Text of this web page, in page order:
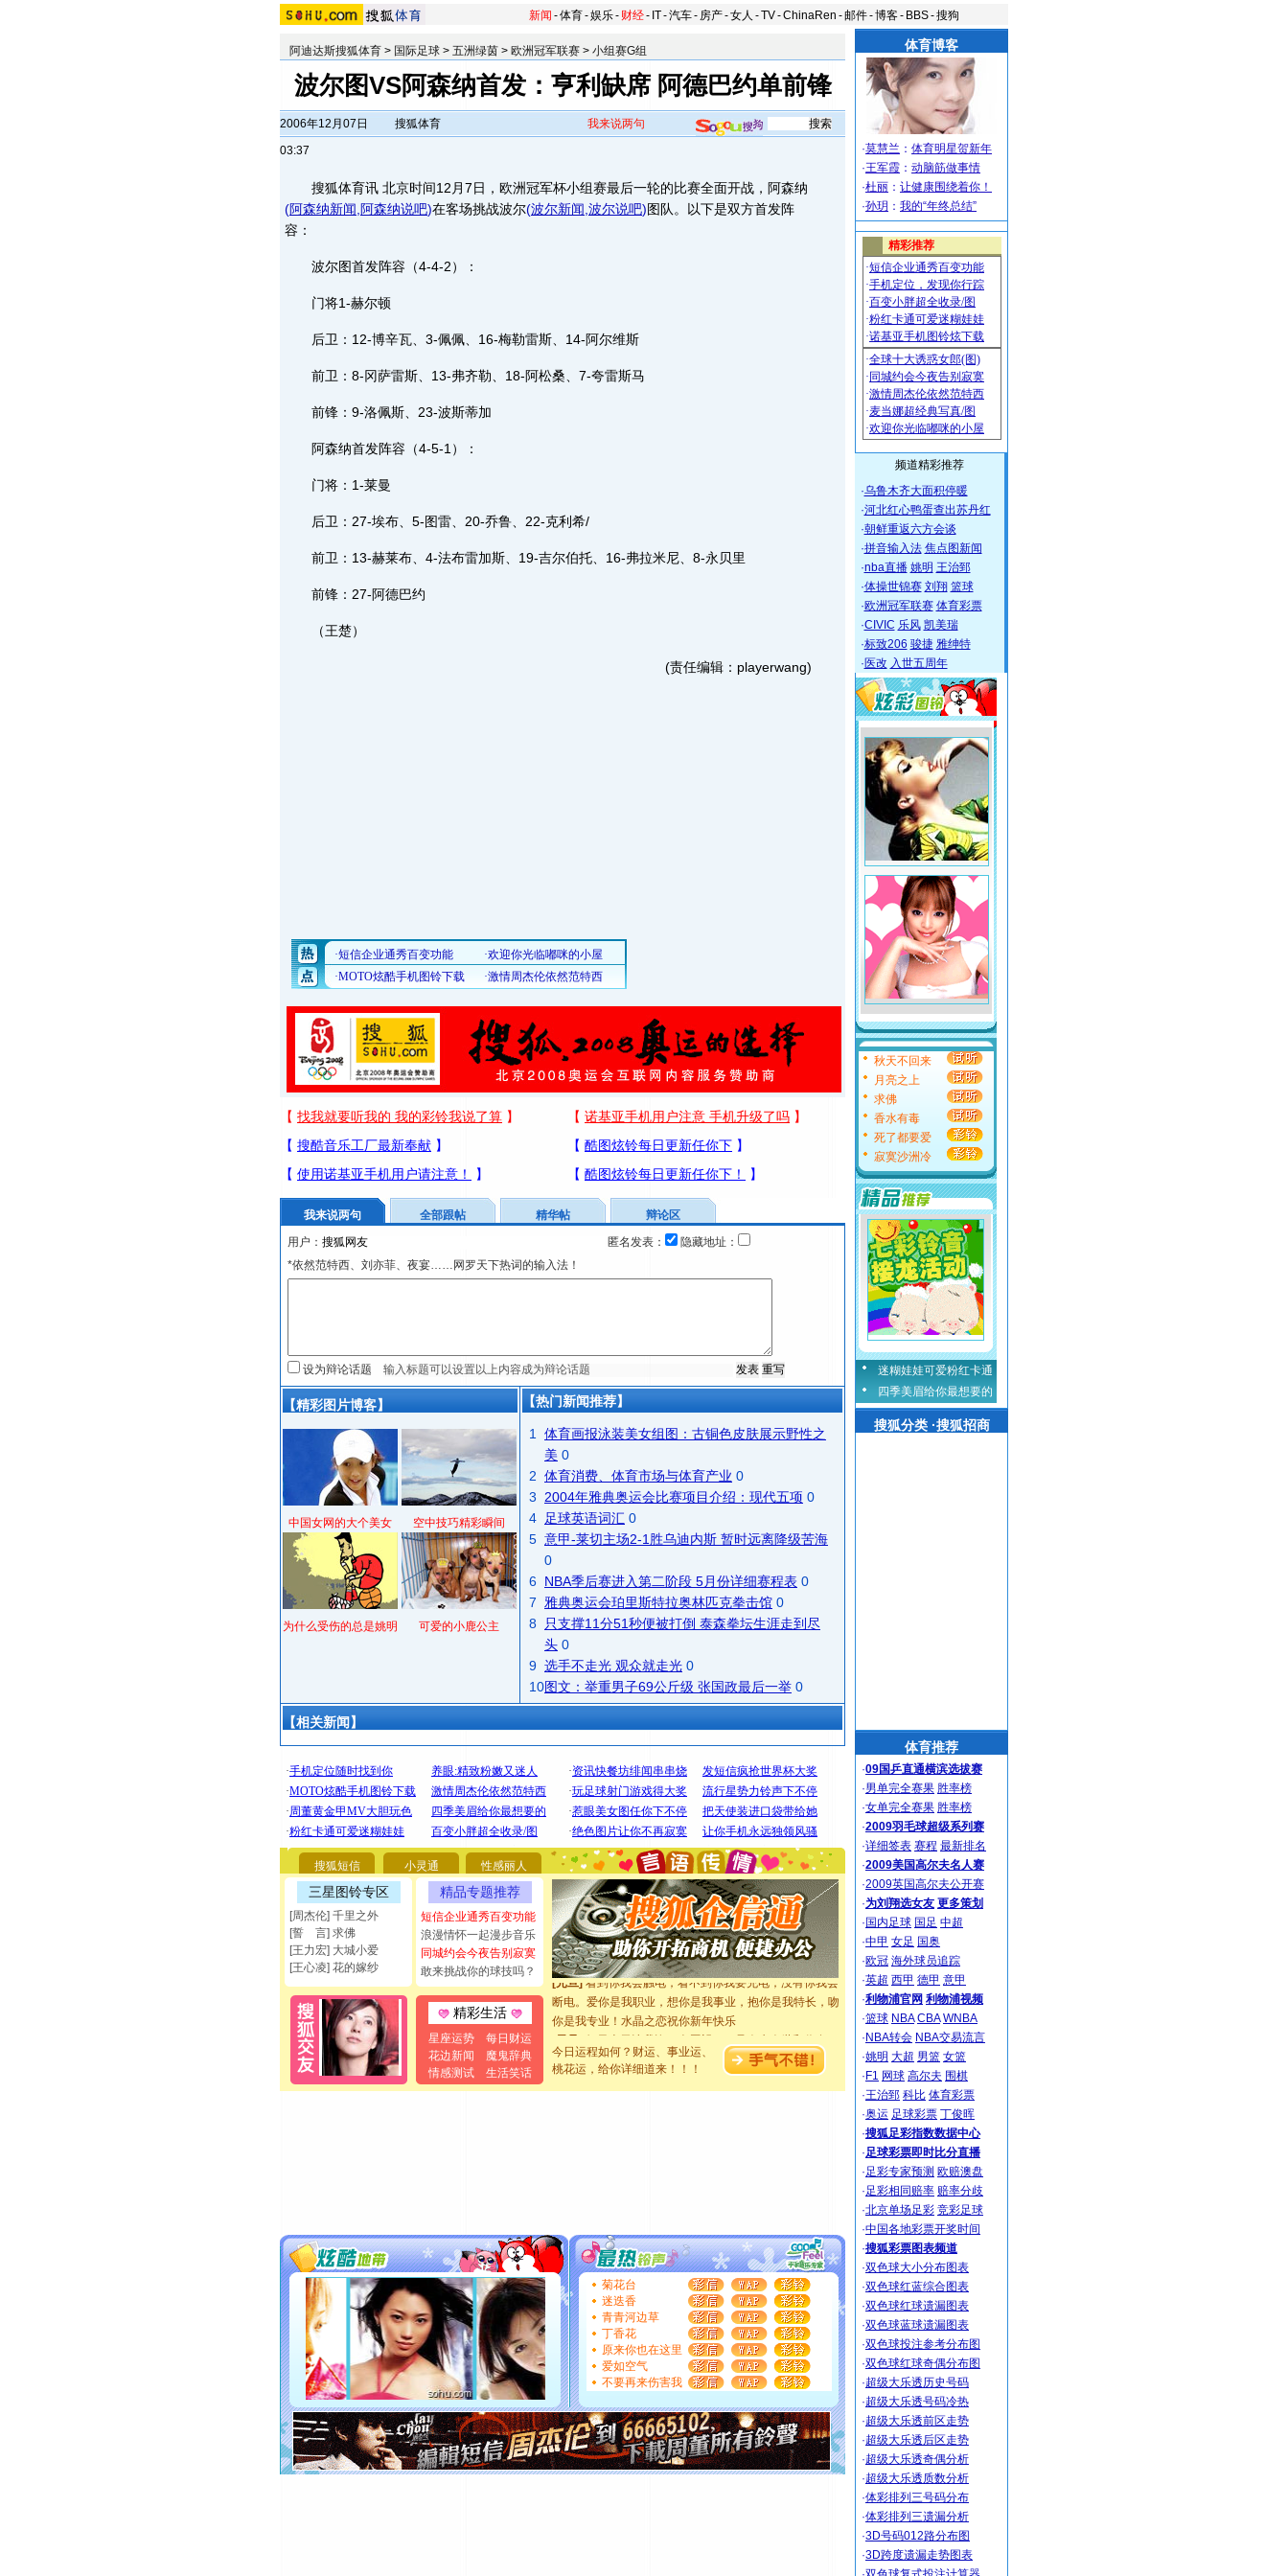
新闻 -体育-娱乐- 财经- IT-汽车- 房产-女人 -TV-ChinaRen -邮件-博客- BBS-搜狗
阿迪达斯搜狐体育 > 国际足球 > 五洲绿茵 > 欧洲冠军联赛 > 小组赛G组
波尔图VS阿森纳首发：亨利缺席 阿德巴约单前锋
2006年12月07日
03:37
搜狐体育 我来说两句
搜狐体育讯 北京时间12月7日，欧洲冠军杯小组赛最后一轮的比赛全面开战，阿森纳
(阿森纳新闻 阿森纳说吧)在客场挑战波尔(波尔新闻 波尔说吧)图队。以下是双方首发阵
容：
波尔图首发阵容（4-4-2）：
门将1-赫尔顿
后卫：12-博辛瓦、3-佩佩、16-梅勒雷斯、14-阿尔维斯
前卫：8-冈萨雷斯、13-弗齐勒、18-阿松桑、7-夸雷斯马
前锋：9-洛佩斯、23-波斯蒂加
阿森纳首发阵容（4-5-1）：
门将：1-莱曼
后卫：27-埃布、5-图雷、20-乔鲁、22-克利希/
前卫：13-赫莱布、4-法布雷加斯、19-吉尔伯托、16-弗拉米尼、8-永贝里
前锋：27-阿德巴约
（王楚）
(责任编辑：playerwang)
我来说两句 全部跟帖 精华帖
辩论区
用户：
匿名发表：
隐藏地址：
*依然范特西、刘亦菲、夜宴……网罗天下热词的输入法！
设为辩论话题
【精彩图片博客】
中国女网的大个美女 空中技巧精彩瞬间
为什么受伤的总是姚明 可爱的小鹿公主
【热门新闻推荐】
1
体育画报泳装美女组图：古铜色皮肤展示野性之
美 0
2 体育消费、体育市场与体育产业 0
3
2004年雅典奥运会比赛项目介绍：现代五项 0
4
足球英语词汇 0
5 意甲-莱切主场2-1胜乌迪内斯 暂时远离降级苦海
0
6 NBA季后赛进入第二阶段 5月份详细赛程表 0
7
雅典奥运会珀里斯特拉奥林匹克拳击馆 0
8
只支撑11分51秒便被打倒 泰森拳坛生涯走到尽
头 0
9 选手不走光 观众就走光 0
10图文：举重男子69公斤级 张国政最后一举 0
【相关新闻】
搜狐短信 小灵通 性感丽人
三星图铃专区
[周杰伦] 千里之外
[誓 言] 求佛
[王力宏] 大城小爱
[王心凌] 花的嫁纱
精品专题推荐
短信企业通秀百变功能
浪漫情怀一起漫步音乐
同城约会今夜告别寂寞
敢来挑战你的球技吗？
精彩生活
星座运势
每日财运
花边新闻
魔鬼辞典
情感测试
生活笑话
[圣诞节]圣诞节到了，想想没什么送给你的，又不打算给
你太多，只有给你五千万：千万快乐！千万要健康！千万
要平安！千万要知足！千万不要忘记我！
[圣诞节]不只这样的日子才会想起你,而是这样的日子才
能正大光明地骚扰你,告诉你,圣诞要快乐!新年要快乐!天天
都要快乐噢!
[圣诞节]奉上一颗祝福的心,在这个特别的日子里,愿幸福,
如意,快乐,鲜花,一切美好的祝愿与你同在.圣诞快乐!
[元旦]看到你我会触电；看不到你我要充电；没有你我会
断电。爱你是我职业，想你是我事业，抱你是我特长，吻
你是我专业！水晶之恋祝你新年快乐
[元旦]
如果上天让我许三个愿望，一是今生今世和你在一
起；二是再生再世和你在一起；三是三生三世和你不再分
离。水晶之恋祝你新年快乐
[元旦]当我狠下心扭头离去那一刻，你在我身后无助地哭
送你一棵薰衣草，愿你新年快乐！
[圣诞节]圣诞节到了，想想没什么送给你的，又不打算给
你太多，只有给你五千万：千万快乐！千万要健康！千万
要平安！千万要知足！千万不要忘记我！
[圣诞节]不只这样的日子才会想起你,而是这样的日子才
能正大光明地骚扰你,告诉你,圣诞要快乐!新年要快乐!天天
都要快乐噢!
[圣诞节]
奉上一颗祝福的心,在这个特别的日子里,愿幸福,
如意,快乐,鲜花,一切美好的祝愿与你同在.圣诞快乐!
[元旦]看到你我会触电；看不到你我要充电；没有你我会
断电。爱你是我职业，想你是我事业，抱你是我特长，吻
你是我专业！水晶之恋祝你新年快乐
[元旦]如果上天让我许三个愿望，一是今生今世和你在一
今日运程如何？财运、事业运、
桃花运，给你详细道来！！！
菊花台
迷迭香
青青河边草
丁香花
原来你也在这里
爱如空气
不要再来伤害我
体育博客
·莫慧兰 ： 体育明星贺新年
·王军霞 ： 动脑筋做事情
·杜丽 ： 让健康围绕着你！
·孙玥 ： 我的“年终总结”
频道精彩推荐
·乌鲁木齐大面积停暖
·河北红心鸭蛋查出苏丹红
·朝鲜重返六方会谈
·拼音输入法 焦点图新闻
·nba直播 姚明 王治郅
·体操世锦赛 刘翔 篮球
·欧洲冠军联赛 体育彩票
·CIVIC 乐风 凯美瑞
·标致206 骏捷 雅绅特
· 医改 入世五周年
秋天不回来
月亮之上
求佛
香水有毒
死了都要爱
寂寞沙洲冷
迷糊娃娃可爱粉红卡通
四季美眉给你最想要的
搜狐分类 ·搜狐招商
体育推荐
·09国乒直通横滨选拔赛
·男单完全赛果 胜率榜
·女单完全赛果 胜率榜
·2009羽毛球超级系列赛
·详细签表 赛程 最新排名
·2009美国高尔夫名人赛
·2009英国高尔夫公开赛
·为刘翔选女友 更多策划
· 国内足球 国足 中超
·中甲 女足 国奥
·欧冠 海外球员追踪
·英超 西甲 德甲 意甲
·利物浦官网 利物浦视频
·篮球 NBA CBA WNBA
· NBA转会 NBA交易流言
·姚明 大超 男篮 女篮
· F1 网球 高尔夫 围棋
·王治郅 科比 体育彩票
·奥运 足球彩票 丁俊晖
·搜狐足彩指数数据中心
·足球彩票即时比分直播
·足彩专家预测 欧赔澳盘
·足彩相同赔率 赔率分歧
·北京单场足彩 竞彩足球
·中国各地彩票开奖时间
·搜狐彩票图表频道
·双色球大小分布图表
·双色球红蓝综合图表
·双色球红球遗漏图表
·双色球蓝球遗漏图表
·双色球投注参考分布图
·双色球红球奇偶分布图
·超级大乐透历史号码
·超级大乐透号码冷热
·超级大乐透前区走势
·超级大乐透后区走势
·超级大乐透奇偶分析
·超级大乐透质数分析
·体彩排列三号码分布
·体彩排列三遗漏分析
·3D号码012路分布图
·3D跨度遗漏走势图表